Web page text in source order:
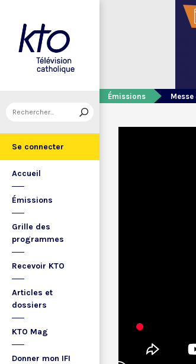
Se connecter
Accueil
Émissions
Grille des
programmes
Recevoir KTO
Articles et
dossiers
KTO Mag
Donner mon IFI
Émissions